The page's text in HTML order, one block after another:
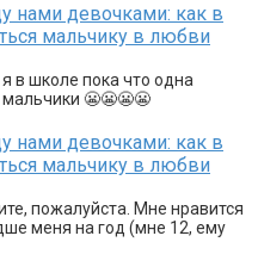
нами девочками: как в
мальчику в любви
в школе пока что одна
😬😬😬😬
нами девочками: как в
мальчику в любви
пожалуйста. Мне нравится
меня на год (мне 12, ему